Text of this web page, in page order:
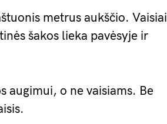
metrus aukščio. Vaisiai
šakos lieka pavėsyje ir
augimui, o ne vaisiams. Be